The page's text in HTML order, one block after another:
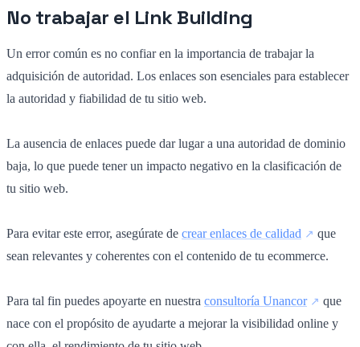
No trabajar el Link Building
Un error común es no confiar en la importancia de trabajar la
adquisición de autoridad. Los enlaces son esenciales para establecer
la autoridad y fiabilidad de tu sitio web.
La ausencia de enlaces puede dar lugar a una autoridad de dominio
baja, lo que puede tener un impacto negativo en la clasificación de
tu sitio web.
Para evitar este error, asegúrate de crear enlaces de calidad
que
sean relevantes y coherentes con el contenido de tu ecommerce.
Para tal fin puedes apoyarte en nuestra consultoría Unancor
que
nace con el propósito de ayudarte a mejorar la visibilidad online y